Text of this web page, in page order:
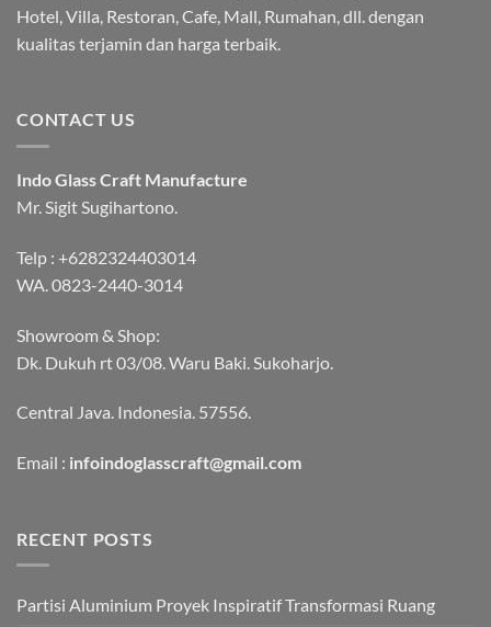
Hotel, Villa, Restoran, Cafe, Mall, Rumahan, dll. dengan
kualitas terjamin dan harga terbaik.
CONTACT US
Indo Glass Craft Manufacture
Mr. Sigit Sugihartono.
Telp : +6282324403014
WA. 0823-2440-3014
Showroom & Shop:
Dk. Dukuh rt 03/08. Waru Baki. Sukoharjo.
Central Java. Indonesia. 57556.
Email : infoindoglasscraft@gmail.com
RECENT POSTS
Partisi Aluminium Proyek Inspiratif Transformasi Ruang